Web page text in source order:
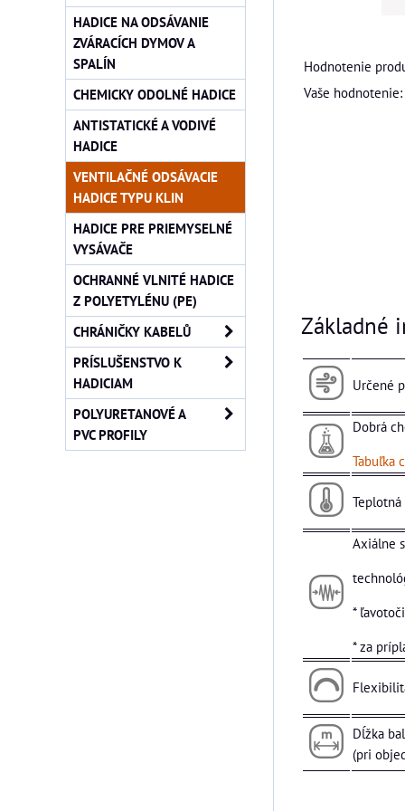
Hodnotenie
Vaše hodnotenie:
Základné
Určené
Dobrá
Tabuľka
Axiálne
*
* za
Dĺžka
(pri
HADICE NA ODSÁVANIE
ZVÁRACÍCH DYMOV A
SPALÍN
CHEMICKY ODOLNÉ HADICE
ANTISTATICKÉ A VODIVÉ
HADICE
VENTILAČNÉ ODSÁVACIE
HADICE TYPU KLIN
HADICE PRE PRIEMYSELNÉ
VYSÁVAČE
OCHRANNÉ VLNITÉ HADICE
Z POLYETYLÉNU (PE)
CHRÁNIČKY KABELŮ
PRÍSLUŠENSTVO K
HADICIAM
POLYURETANOVÉ A
PVC PROFILY